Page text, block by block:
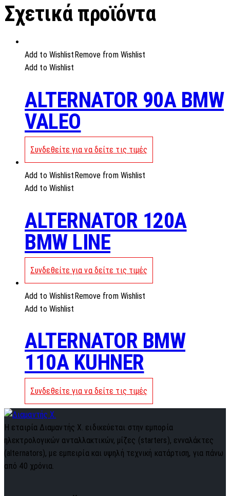
Σχετικά προϊόντα
Add to Wishlist Remove from Wishlist
Add to Wishlist
ALTERNATOR 90A BMW
VALEO
Συνδεθείτε για να δείτε τις τιμές
Add to Wishlist Remove from Wishlist
Add to Wishlist
ALTERNATOR 120A
BMW LINE
Συνδεθείτε για να δείτε τις τιμές
Add to Wishlist Remove from Wishlist
Add to Wishlist
ALTERNATOR BMW
110A KUHNER
Συνδεθείτε για να δείτε τις τιμές
Η εταιρία Διαμαντής Χ. ειδικεύεται στην εμπορία
ηλεκτρολογικών ανταλλακτικών, μίζες (starters), ενναλάκτες
(alternators), με εμπειρία και υψηλή τεχνική κατάρτιση, για πάνω
από 40 χρόνια.